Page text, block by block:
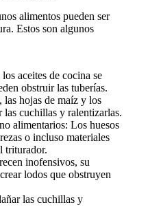
alimentos pueden ser
Estos son algunos
aceites de cocina se
obstruir las tuberías.
hojas de maíz y los
las cuchillas y ralentizarlas.
alimentarios: Los huesos
o incluso materiales
triturador.
inofensivos, su
lodos que obstruyen
las cuchillas y